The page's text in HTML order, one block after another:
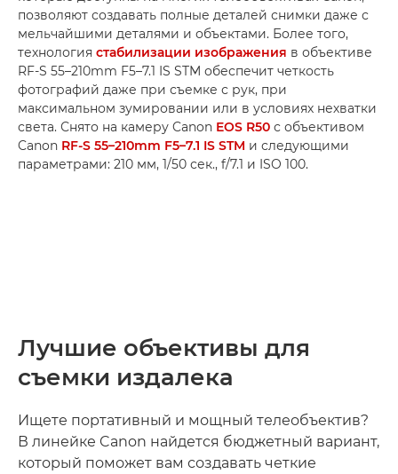
позволяют создавать полные деталей снимки даже с
мельчайшими деталями и объектами. Более того,
технология стабилизации изображения в объективе
RF-S 55–210mm F5–7.1 IS STM обеспечит четкость
фотографий даже при съемке с рук, при
максимальном зумировании или в условиях нехватки
света. Снято на камеру Canon EOS R50 с объективом
Canon RF-S 55–210mm F5–7.1 IS STM и следующими
параметрами: 210 мм, 1/50 сек., f/7.1 и ISO 100.
Лучшие объективы для
съемки издалека
Ищете портативный и мощный телеобъектив?
В линейке Canon найдется бюджетный вариант,
который поможет вам создавать четкие